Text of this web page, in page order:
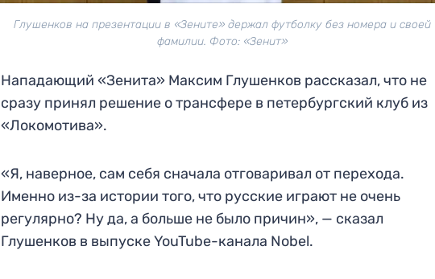
Глушенков на презентации в «Зените» держал футболку без номера и своей
фамилии. Фото: «Зенит»
Нападающий «Зенита» Максим Глушенков рассказал, что не
сразу принял решение о трансфере в петербургский клуб из
«Локомотива».
«Я, наверное, сам себя сначала отговаривал от перехода.
Именно из-за истории того, что русские играют не очень
регулярно? Ну да, а больше не было причин», — сказал
Глушенков в выпуске YouTube-канала Nobel.